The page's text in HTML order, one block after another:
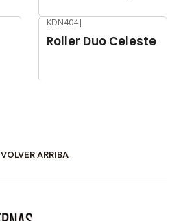
KDN404|
Roller Duo Celeste
VOLVER ARRIBA